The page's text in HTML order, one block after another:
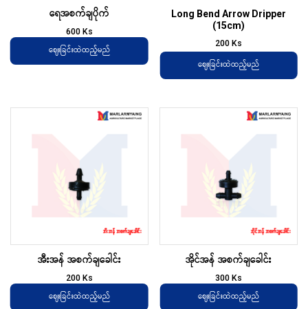
ရေအစက်ချပိုက်
600 Ks
ဈေးခြင်းထဲထည့်မည်
Long Bend Arrow Dripper
(15cm)
200Ks
ဈေးခြင်းထဲထည့်မည်
အီးအန် အစက်ချခေါင်း
200 Ks
ဈေးခြင်းထဲထည့်မည်
အိုင်အန် အစက်ချခေါင်း
300Ks
ဈေးခြင်းထဲထည့်မည်